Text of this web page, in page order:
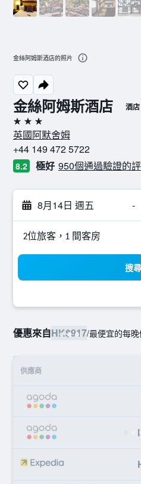
金絲阿姆斯酒店 酒店
3星級
英國阿默舍姆
+44 149 472 5722
8.2 極好 950個通過驗證的
8月14日 週五 -
2位旅客，1 間客房
搜尋
優惠來自HK$917/最便宜的每
供應商
金絲阿姆斯酒店的照片